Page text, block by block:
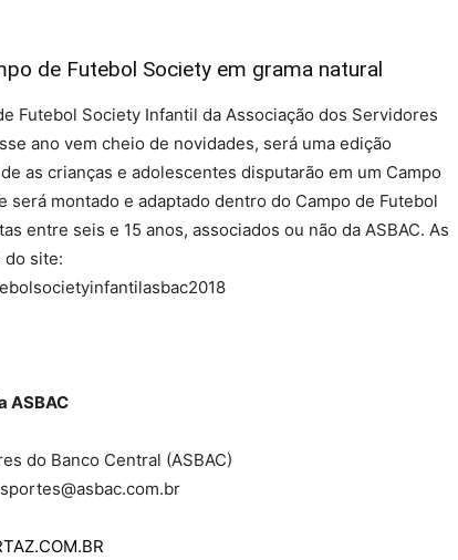
de Futebol Society em grama natural
Futebol Society Infantil da Associação dos Servidores
ano vem cheio de novidades, será uma edição
as crianças e adolescentes disputarão em um Campo
será montado e adaptado dentro do Campo de Futebol
entre seis e 15 anos, associados ou não da ASBAC. As
do site:
ASBAC
do Banco Central (ASBAC)